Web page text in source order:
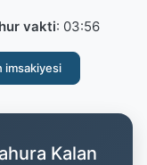
vakti: 03:56
imsakiyesi
Kalan